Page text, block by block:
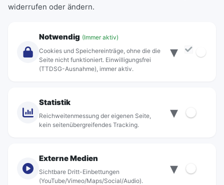
Abonnements
Über Rebus
Standorte
© rebus Regionalbus Rostock GmbH
widerrufen oder ändern.
Notwendig (Immer aktiv)
Cookies und Speichereinträge, ohne die die
Seite nicht funktioniert. Einwilligungsfrei
(TTDSG-Ausnahme), immer aktiv.
▾
Statistik
Reichweitenmessung der eigenen Seite,
kein seitenübergreifendes Tracking.
▾
Externe Medien
Sichtbare Dritt-Einbettungen
(YouTube/Vimeo/Maps/Social/Audio).
▾